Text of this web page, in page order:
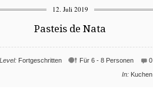
12. Juli 2019
Pasteis de Nata
0
Für 6 - 8 Personen
Level: Fortgeschritten
In: Kuchen